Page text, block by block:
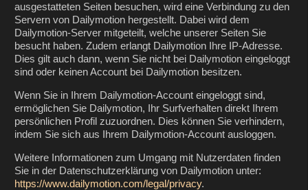
ausgestatteten Seiten besuchen, wird eine Verbindung zu den
Servern von Dailymotion hergestellt. Dabei wird dem
Dailymotion-Server mitgeteilt, welche unserer Seiten Sie
besucht haben. Zudem erlangt Dailymotion Ihre IP-Adresse.
Dies gilt auch dann, wenn Sie nicht bei Dailymotion eingeloggt
sind oder keinen Account bei Dailymotion besitzen.
Wenn Sie in Ihrem Dailymotion-Account eingeloggt sind,
ermöglichen Sie Dailymotion, Ihr Surfverhalten direkt Ihrem
persönlichen Profil zuzuordnen. Dies können Sie verhindern,
indem Sie sich aus Ihrem Dailymotion-Account ausloggen.
Weitere Informationen zum Umgang mit Nutzerdaten finden
Sie in der Datenschutzerklärung von Dailymotion unter:
https://www.dailymotion.com/legal/privacy.